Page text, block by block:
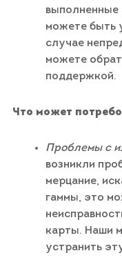
выполненные
можете быть
случае
можете
поддержкой.
Что может
Проблемы с
возникли
мерцание,
гаммы, это
карты. Наши
устранить